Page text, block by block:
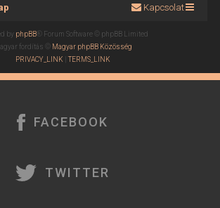
Kapcsolat
by phpBB® Forum Software © phpBB Limited
fordítás ©
Magyar phpBB Közösség
PRIVACY_LINK| TERMS_LINK
FACEBOOK
TWITTER